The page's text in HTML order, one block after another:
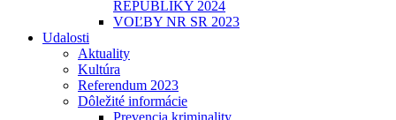
REPUBLIKY 2024
VOĽBY NR SR 2023
Udalosti
Aktuality
Kultúra
Referendum 2023
Dôležité informácie
Prevencia kriminality